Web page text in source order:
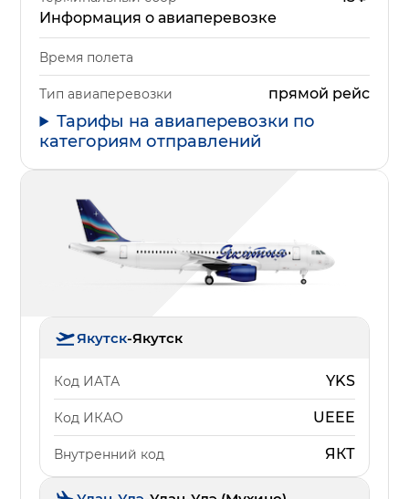
Информация о авиаперевозке
Время полета
Тип авиаперевозки прямой рейс
Тарифы на авиаперевозки по
категориям отправлений
Якутск-Якутск
Код ИАТА YKS
Код ИКАО UEEE
Внутренний код ЯКТ